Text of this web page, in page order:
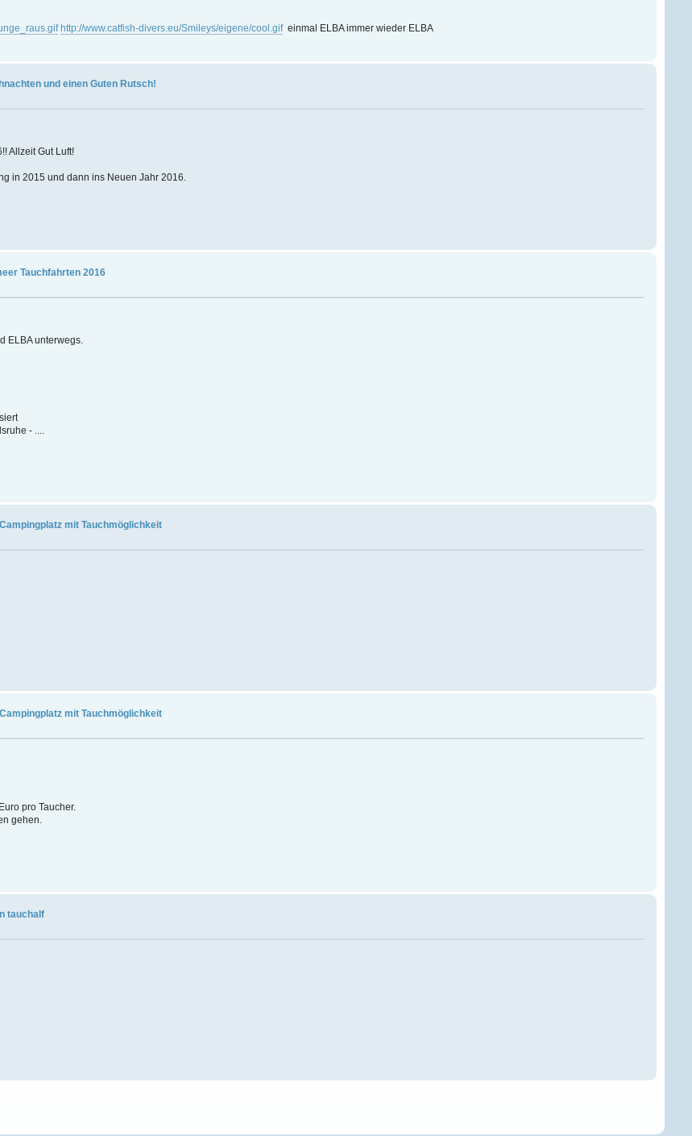
http://www.catfish-divers.eu/Smileys/eigene/cool.gifeinmal ELBA immer wieder ELBA
und einen Guten Rutsch!
Allzeit Gut Luft!
in 2015 und dann ins Neuen Jahr 2016.
Tauchfahrten 2016
ELBA unterwegs.
- ....
mit Tauchmöglichkeit
mit Tauchmöglichkeit
pro Taucher.
gehen.
tauchalf